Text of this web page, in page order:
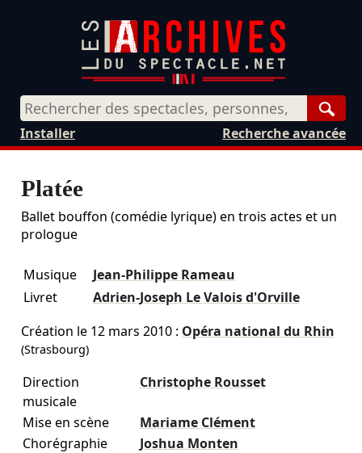
Recherche avancée
Installer
Platée
Ballet bouffon (comédie lyrique) en trois actes et un
prologue
Musique
Jean-Philippe Rameau
Livret
Adrien-Joseph Le Valois d'Orville
Création le 12 mars 2010: Opéra national du Rhin
(Strasbourg)
Direction
musicale
Christophe Rousset
Mise en scène
Mariame Clément
Chorégraphie
Joshua Monten